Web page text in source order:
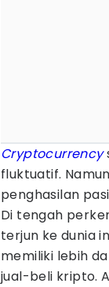
Cryptocurrency
fluktuatif.
penghasilan
Di tengah
terjun ke dunia
memiliki lebih
jual-beli kripto.